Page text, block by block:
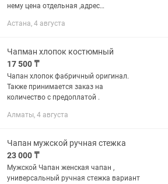
нему цена отдельная ,адрес
Астана, 4 августа
Чапман хлопок костюмный
17 500 ₸
Чапан хлопок фабричный оригинал.
Также принимается заказ на
количество с предоплатой .
Алматы, 4 августа
Чапан мужской ручная стежка
23 000 ₸
Мужской Чапан женская чапан ,
универсальный ручная стежка вариант